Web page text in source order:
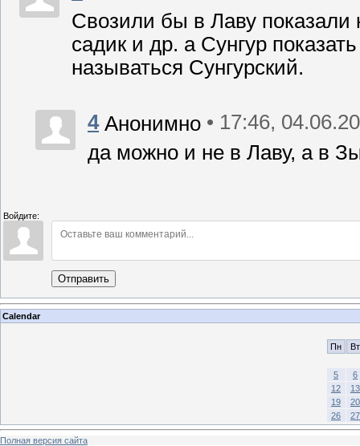
Свозили бы в Лаву показали
садик и др. а Сунгур
называться Сунгурский.
4 Анонимно • 17:46,
да можно и не в Лаву, а в
Войдите:
Отправить
Calendar
Пн Вт
5
6
12
13
19
20
26
27
Полная версия сайта